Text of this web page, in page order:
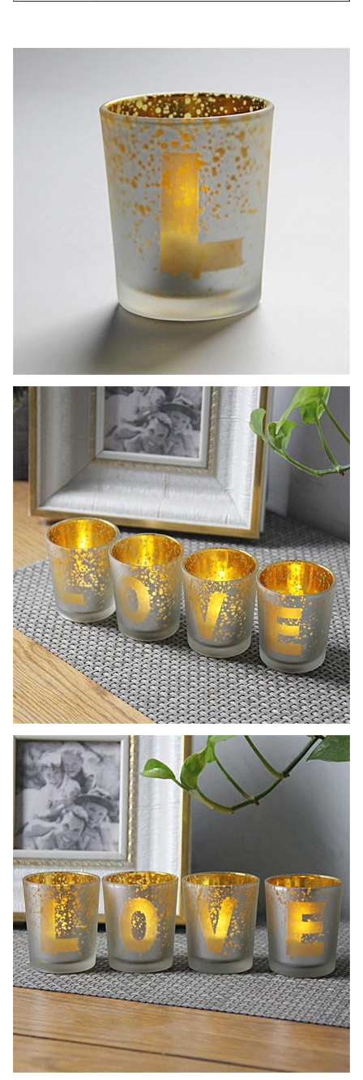
3000 stuks (we kunnen ook samll bestelling
accepteren als er de voorraden)
30-45 dagen
Betalingstermijn:T/T 30% aanbetaling, saldo tegen
van de B/L bij zicht.